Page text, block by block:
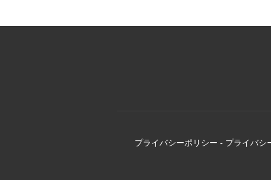
プライバシーポリシー - プライバシ